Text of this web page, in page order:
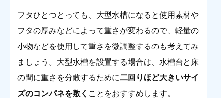
フタひとつとっても、大型水槽になると使用素材や
フタの厚みなどによって重さが変わるので、軽量の
小物などを使用して重さを微調整するのも考えてみ
ましょう。 大型水槽を設置する場合は、水槽台と床
の間に重さを分散するために二回りほど大きいサイ
ズのコンパネを敷く ことをおすすめします。